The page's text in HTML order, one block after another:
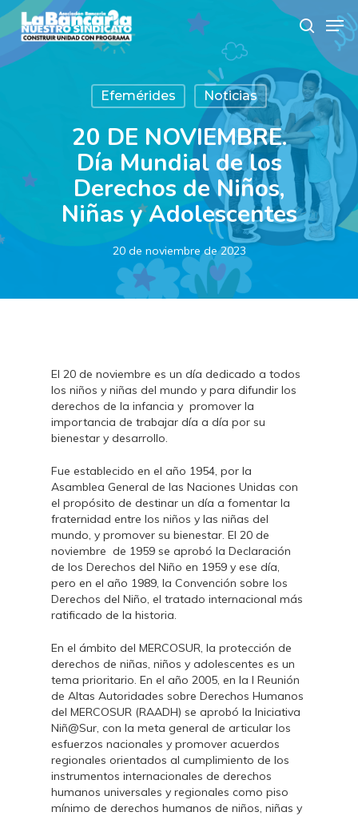
Skip
main
content
search
Efemérides Noticias
20 DE NOVIEMBRE.
Día Mundial de los
Derechos de Niños,
Niñas y Adolescentes
20 de noviembre de 2023
El 20 de noviembre es un día dedicado a todos
los niños y niñas del mundo y para difundir los
derechos de la infancia y promover la
importancia de trabajar día a día por su
bienestar y desarrollo.
Fue establecido en el año 1954, por la
Asamblea General de las Naciones Unidas con
el propósito de destinar un día a fomentar la
fraternidad entre los niños y las niñas del
mundo, y promover su bienestar. El 20 de
noviembre de 1959 se aprobó la Declaración
de los Derechos del Niño en 1959 y ese día,
pero en el año 1989, la Convención sobre los
Derechos del Niño, el tratado internacional más
ratificado de la historia.
En el ámbito del MERCOSUR, la protección de
derechos de niñas, niños y adolescentes es un
tema prioritario. En el año 2005, en la I Reunión
de Altas Autoridades sobre Derechos Humanos
del MERCOSUR (RAADH) se aprobó la Iniciativa
Niñ@Sur, con la meta general de articular los
esfuerzos nacionales y promover acuerdos
regionales orientados al cumplimiento de los
instrumentos internacionales de derechos
humanos universales y regionales como piso
mínimo de derechos humanos de niños, niñas y